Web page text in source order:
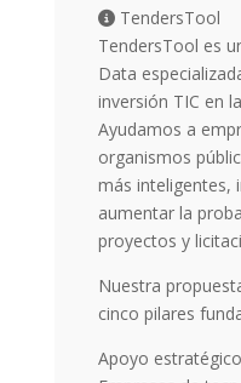
TendersTool
TendersTool es
Data
inversión TIC en
Ayudamos a
organismos
más inteligentes,
aumentar la
proyectos y
Nuestra
cinco pilares
Apoyo